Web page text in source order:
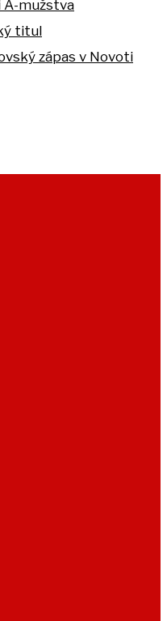
A-mužstva
titul
zápas v Novoti